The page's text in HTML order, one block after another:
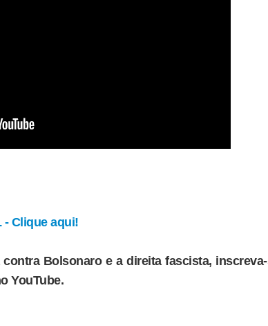
- Clique aqui!
Bolsonaro e a direita fascista,
YouTube.